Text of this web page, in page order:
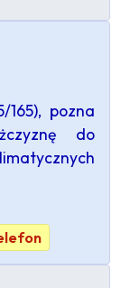
pozna
do